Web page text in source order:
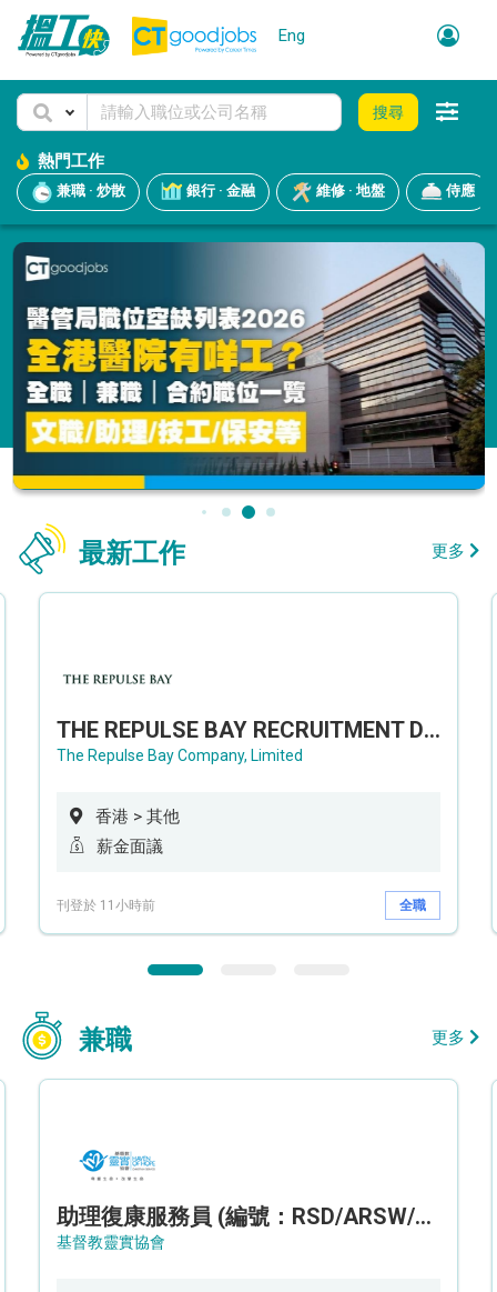
Eng
搜尋
熱門工作
兼職 · 炒散 銀行 · 金融 維修 · 地盤 侍應
最新工作 更多
THE REPULSE BAY RECRUITMENT DAY 淺水灣影灣園人才招聘會
The Repulse Bay Company, Limited
香港 > 其他
薪金面議
刊登於 11小時前 全職
兼職 更多
助理復康服務員 (編號：RSD/ARSW/CTE)
基督教靈實協會